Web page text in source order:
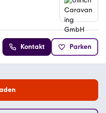
Kontakt Parken